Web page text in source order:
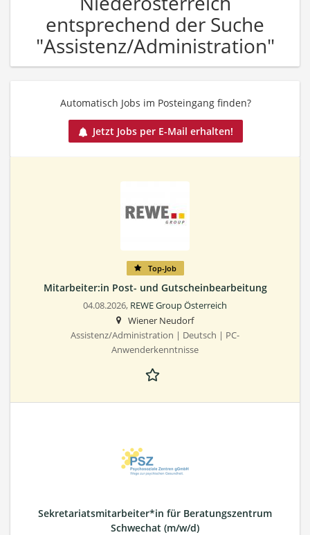
entsprechend der Suche
"Assistenz/Administration"
Automatisch Jobs im Posteingang finden?
Jetzt Jobs per E-Mail erhalten!
Top-Job
Mitarbeiter:in Post- und Gutscheinbearbeitung
04.08.2026, REWE Group Österreich
Wiener Neudorf
Assistenz/Administration | Deutsch | PC-
Anwenderkenntnisse
Sekretariatsmitarbeiter*in für Beratungszentrum
Schwechat (m/w/d)